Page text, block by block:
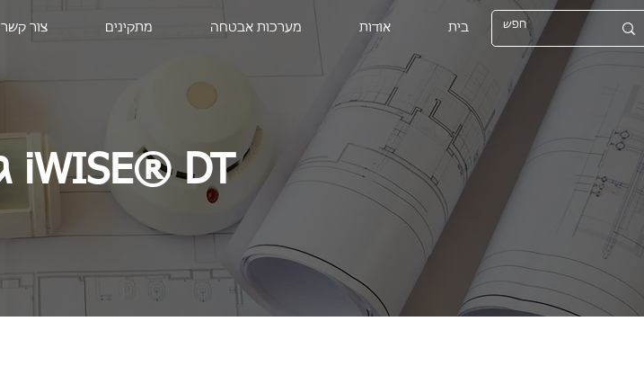
בית אודות מערכות אבטחה מתקינים צור קשר
גלאי נפח iWISE® DT